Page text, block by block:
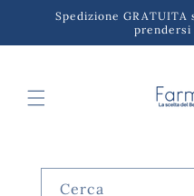
direttamente
Spedizione GRATUITA
prendersi
Cerca